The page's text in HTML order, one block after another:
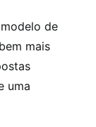
de
mais
uma